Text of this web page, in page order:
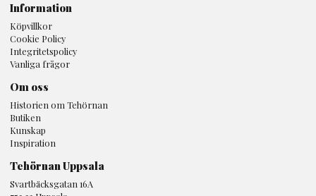
Om oss
Historien om Tehörnan
Butiken
Kunskap
Inspiration
Information
Köpvillkor
Cookie Policy
Integritetspolicy
Vanliga frågor
Tehörnan Uppsala
Svartbäcksgatan 16A